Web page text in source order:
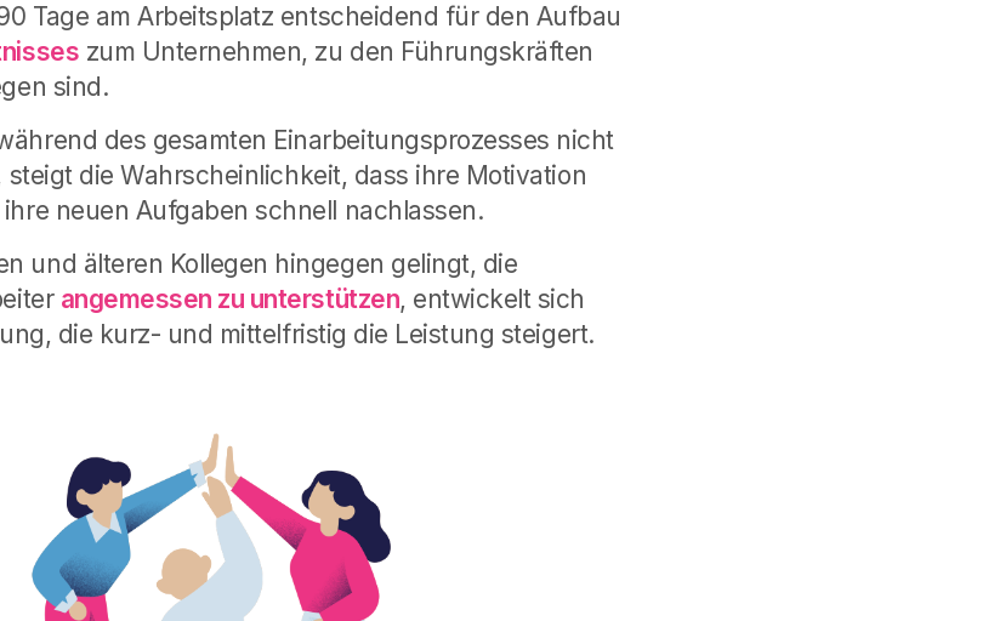
Tage am Arbeitsplatz entscheidend für den Aufbau
zum Unternehmen, zu den Führungskräften
sind.
des gesamten Einarbeitungsprozesses nicht
die Wahrscheinlichkeit, dass ihre Motivation
neuen Aufgaben schnell nachlassen.
und älteren Kollegen hingegen gelingt, die
angemessen zu unterstützen, entwickelt sich
die kurz- und mittelfristig die Leistung steigert.